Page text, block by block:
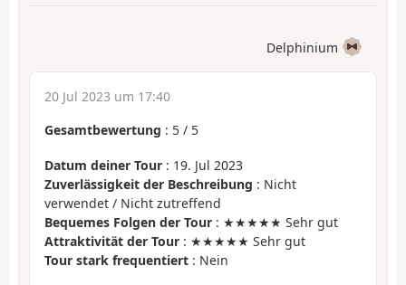
Delphinium
20 Jul 2023 um 17:40
Gesamtbewertung : 5 / 5
Datum deiner Tour : 19. Jul 2023
Zuverlässigkeit der Beschreibung : Nicht
verwendet / Nicht zutreffend
Bequemes Folgen der Tour : ★★★★★ Sehr gut
Attraktivität der Tour : ★★★★★ Sehr gut
Tour stark frequentiert : Nein